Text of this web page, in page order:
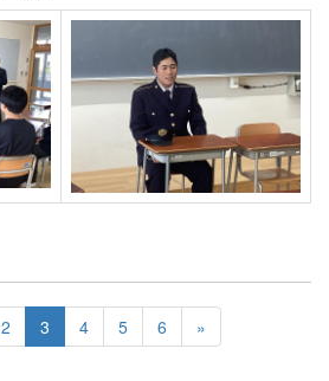
2 3 4 5 6 »